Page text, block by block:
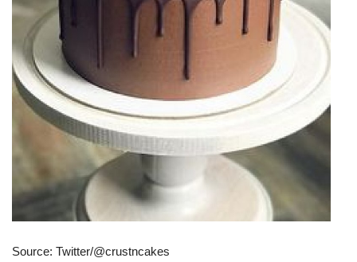
Source: Twitter/@crustncakes